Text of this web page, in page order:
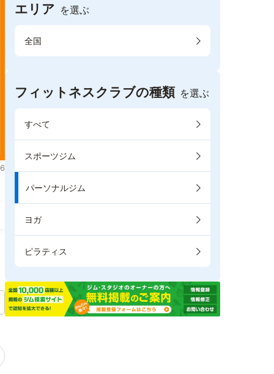
エリア を選ぶ
全国
フィットネスクラブの種類 を選ぶ
すべて
スポーツジム
パーソナルジム
ヨガ
ピラティス